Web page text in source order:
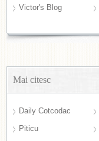
Victor's Blog
Mai citesc
Daily Cotcodac
Piticu